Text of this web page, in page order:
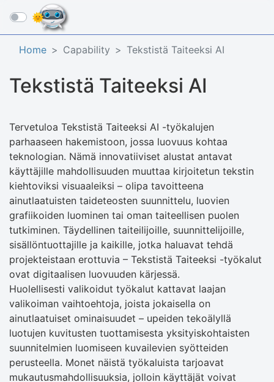
☰
Home Capability Tekstistä Taiteeksi AI
Tekstistä Taiteeksi AI
Tervetuloa Tekstistä Taiteeksi AI -työkalujen
parhaaseen hakemistoon, jossa luovuus kohtaa
teknologian. Nämä innovatiiviset alustat antavat
käyttäjille mahdollisuuden muuttaa kirjoitetun tekstin
kiehtoviksi visuaaleiksi – olipa tavoitteena
ainutlaatuisten taideteosten suunnittelu, luovien
grafiikoiden luominen tai oman taiteellisen puolen
tutkiminen. Täydellinen taiteilijoille, suunnittelijoille,
sisällöntuottajille ja kaikille, jotka haluavat tehdä
projekteistaan erottuvia – Tekstistä Taiteeksi -työkalut
ovat digitaalisen luovuuden kärjessä.
Huolellisesti valikoidut työkalut kattavat laajan
valikoiman vaihtoehtoja, joista jokaisella on
ainutlaatuiset ominaisuudet – upeiden tekoälyllä
luotujen kuvitusten tuottamisesta yksityiskohtaisten
suunnitelmien luomiseen kuvailevien syötteiden
perusteella. Monet näistä työkaluista tarjoavat
mukautusmahdollisuuksia, jolloin käyttäjät voivat